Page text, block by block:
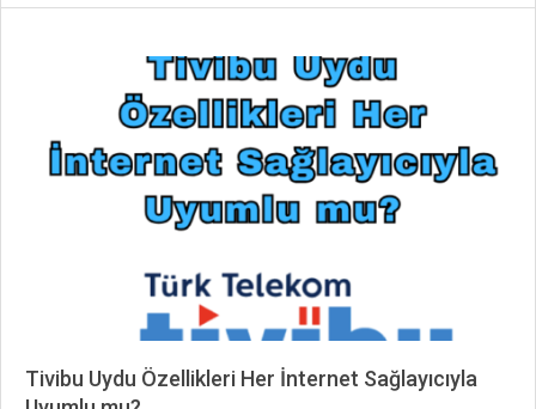
Tivibu Uydu Özellikleri Her İnternet Sağlayıcıyla